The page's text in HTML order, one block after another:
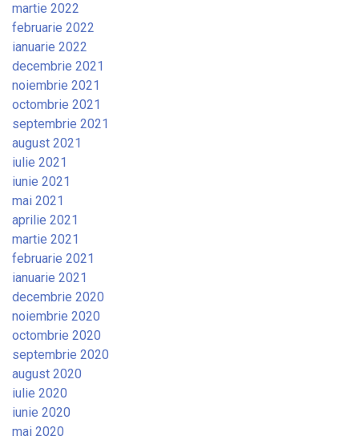
martie 2022
februarie 2022
ianuarie 2022
decembrie 2021
noiembrie 2021
octombrie 2021
septembrie 2021
august 2021
iulie 2021
iunie 2021
mai 2021
aprilie 2021
martie 2021
februarie 2021
ianuarie 2021
decembrie 2020
noiembrie 2020
octombrie 2020
septembrie 2020
august 2020
iulie 2020
iunie 2020
mai 2020